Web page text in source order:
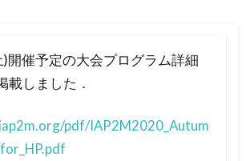
開催予定の大会プログラム詳細
載しました．
pdf/IAP2M2020_Autum